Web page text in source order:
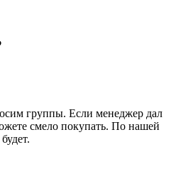
группы. Если менеджер дал
смело покупать. По нашей